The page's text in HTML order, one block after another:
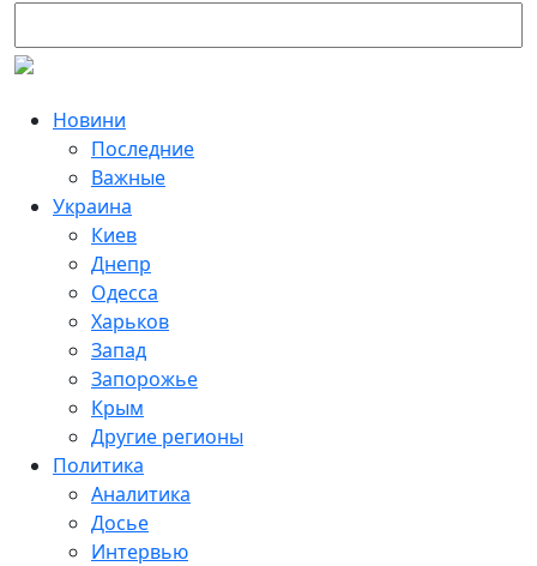
Новини
Последние
Важные
Украина
Киев
Днепр
Одесса
Харьков
Запад
Запорожье
Крым
Другие регионы
Политика
Аналитика
Досье
Интервью